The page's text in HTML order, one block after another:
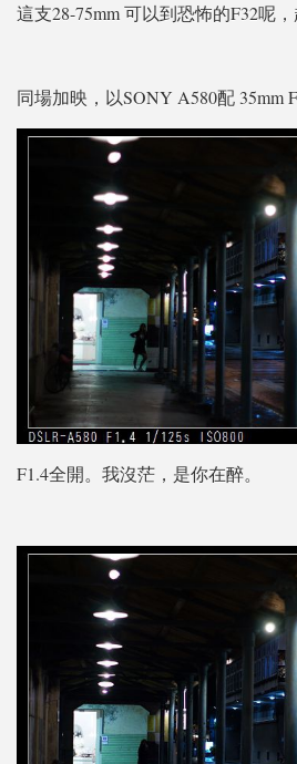
這支28-75mm 可以到恐怖的F32呢，
同場加映，以SONY A580配 35mm
F1.4全開。我沒茫，是你在醉。